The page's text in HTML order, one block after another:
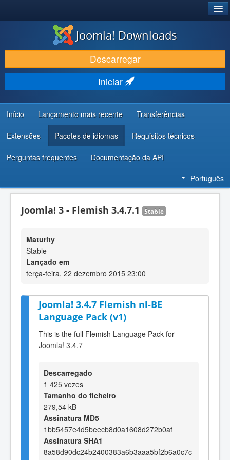
DESCARREGAR E EVOLUIR
DESCOBRIR E APRENDER
COMUNIDADE E SUPORTE
RECURSOS PARA PROGRAMADORES
Joomla! Downloads
Descarregar
Iniciar
Início Lançamento mais recente Transferências
Extensões Pacotes de idiomas Requisitos técnicos
Perguntas frequentes Documentação da API
Português
Joomla! 3 - Flemish 3.4.7.1 Stable
Maturity
Stable
Lançado em
terça-feira, 22 dezembro 2015 23:00
Joomla! 3.4.7 Flemish nl-BE
Language Pack (v1)
This is the full Flemish Language Pack for
Joomla! 3.4.7
Descarregado
1 425 vezes
Tamanho do ficheiro
279,54 kB
Assinatura MD5
1bb5457e4d5beecb8d0a1608d272b0af
Assinatura SHA1
8a58d90dc24b2400383a6b3aaa5bf2b6a0c7c